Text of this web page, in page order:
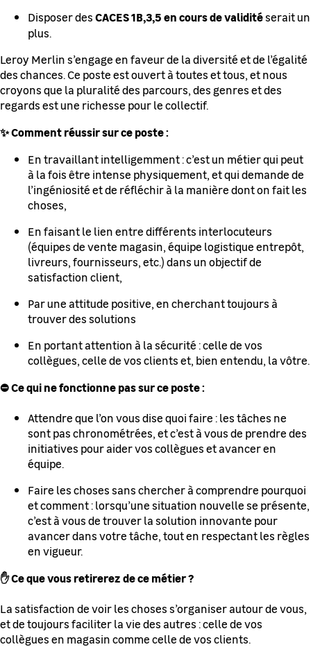
Disposer desCACES 1B,3,5 en cours de validitéserait un
plus.
Leroy Merlin s’engage en faveur de la diversité et de l’égalité
des chances. Ce poste est ouvert à toutes et tous, et nous
croyons que la pluralité des parcours, des genres et des
regards est une richesse pour le collectif.
✨ Comment réussir sur ce poste :
En travaillant intelligemment : c’est un métier qui peut
à la fois être intense physiquement, et qui demande de
l’ingéniosité et de réfléchir à la manière dont on fait les
choses,
En faisant le lien entre différents interlocuteurs
(équipes de vente magasin, équipe logistique entrepôt,
livreurs, fournisseurs, etc.) dans un objectif de
satisfaction client,
Par une attitude positive, en cherchant toujours à
trouver des solutions
En portant attention à la sécurité : celle de vos
collègues, celle de vos clients et, bien entendu, la vôtre.
⛔ Ce qui ne fonctionne pas sur ce poste :
Attendre que l’on vous dise quoi faire : les tâches ne
sont pas chronométrées, et c’est à vous de prendre des
initiatives pour aider vos collègues et avancer en
équipe.
Faire les choses sans chercher à comprendre pourquoi
et comment : lorsqu’une situation nouvelle se présente,
c’est à vous de trouver la solution innovante pour
avancer dans votre tâche, tout en respectant les règles
en vigueur.
✋ Ce que vous retirerez de ce métier ?
La satisfaction de voir les choses s’organiser autour de vous,
et de toujours faciliter la vie des autres : celle de vos
collègues en magasin comme celle de vos clients.